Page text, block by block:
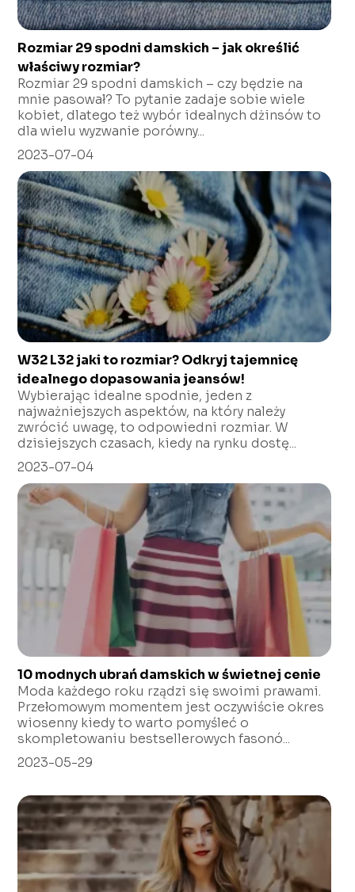
Rozmiar 29 spodni damskich – jak określić
właściwy rozmiar?
Rozmiar 29 spodni damskich – czy będzie na
mnie pasował? To pytanie zadaje sobie wiele
kobiet, dlatego też wybór idealnych dżinsów to
dla wielu wyzwanie porówny...
2023-07-04
W32 L32 jaki to rozmiar? Odkryj tajemnicę
idealnego dopasowania jeansów!
Wybierając idealne spodnie, jeden z
najważniejszych aspektów, na który należy
zwrócić uwagę, to odpowiedni rozmiar. W
dzisiejszych czasach, kiedy na rynku dostę...
2023-07-04
10 modnych ubrań damskich w świetnej cenie
Moda każdego roku rządzi się swoimi prawami.
Przełomowym momentem jest oczywiście okres
wiosenny kiedy to warto pomyśleć o
skompletowaniu bestsellerowych fasonó...
2023-05-29